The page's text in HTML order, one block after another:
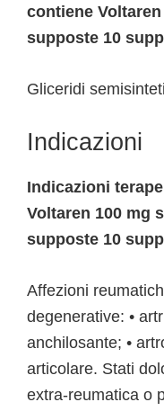
contiene
supposte 10
Gliceridi
Indicazioni
Indicazioni
Voltaren 100 mg
supposte 10
Affezioni
degenerative: •
anchilosante; •
articolare. Stati
extra-reumatica o